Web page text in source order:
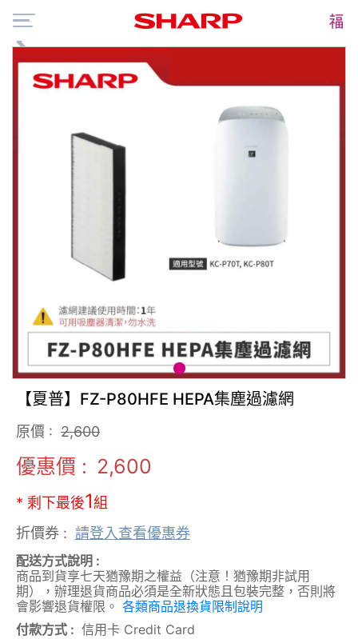
【夏普】FZ-P80HFE HEPA集塵過濾網
原價 : 2,600
優惠價 : 2,600
* 剩下最後1組
折價券 : 請登入查看優惠券
配送方式說明 :
商品到貨享七天猶豫期之權益（注意！猶豫期非試用
期），辦理退貨商品必須是全新狀態且包裝完整，否則將
會影響退貨權限。 各類商品退換貨限制說明
付款方式 : 信用卡 Credit Card